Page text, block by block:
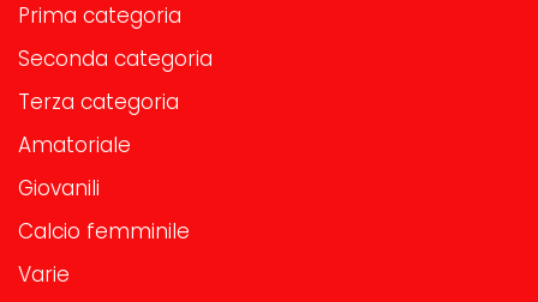
Prima categoria
Seconda categoria
Terza categoria
Amatoriale
Giovanili
Calcio femminile
Varie